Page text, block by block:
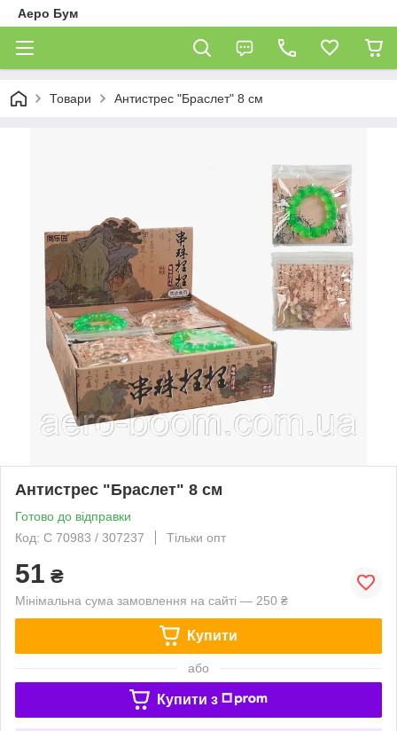
Аеро Бум
Товари Антистрес "Браслет" 8 см
Антистрес "Браслет" 8 см
Готово до відправки
Код: C 70983 / 307237
Тільки опт
51 ₴
Мінімальна сума замовлення на сайті — 250 ₴
Купити
або
Купити з